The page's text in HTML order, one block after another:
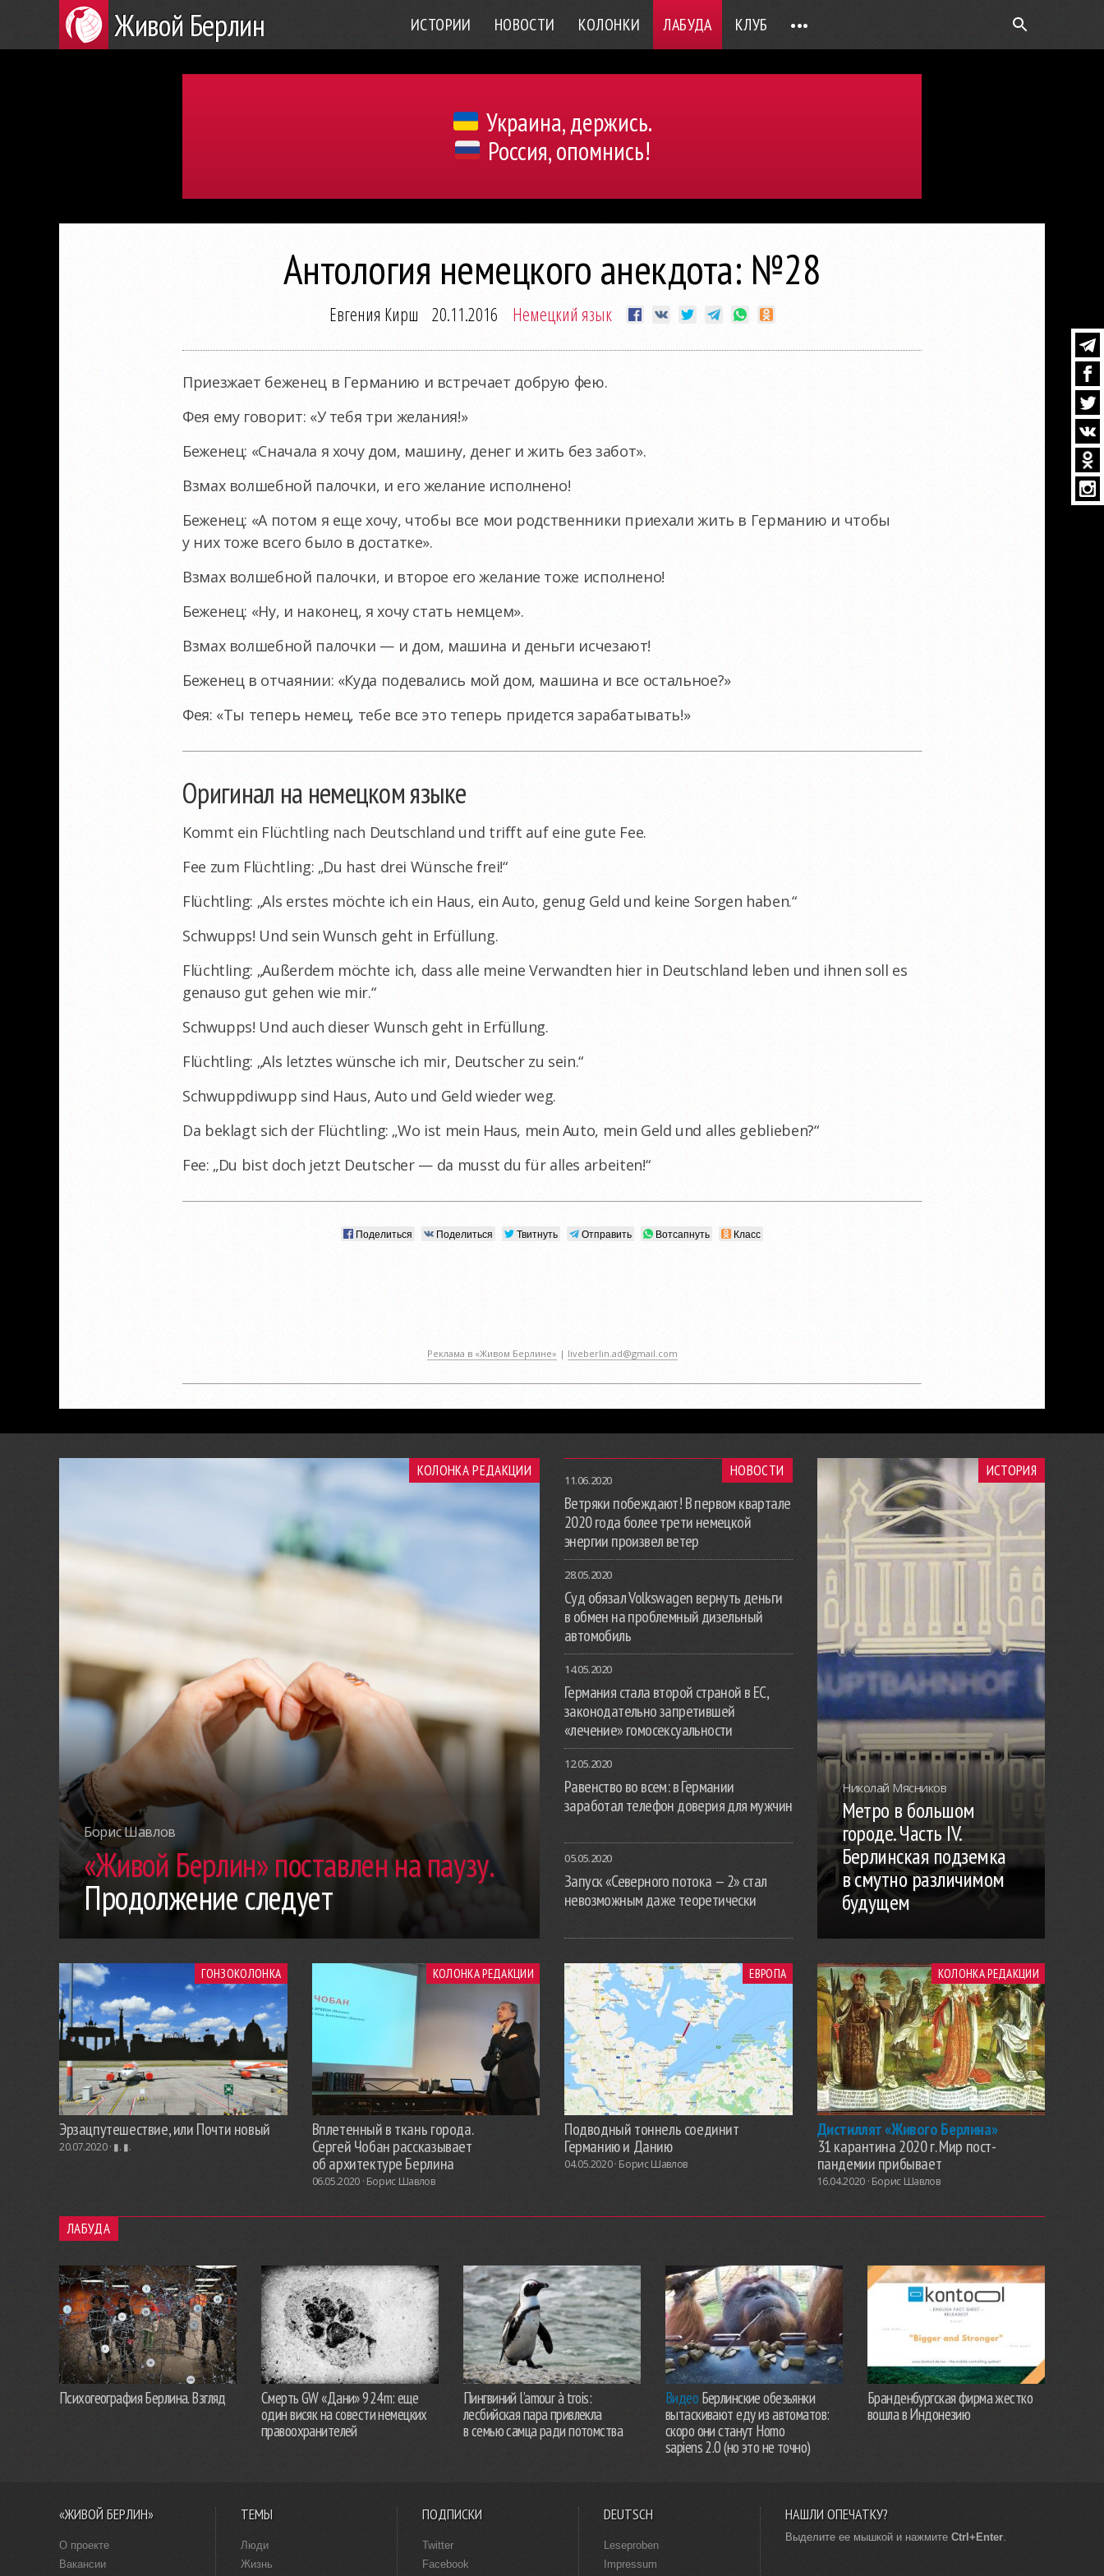
Живой Берлин ИСТОРИИ НОВОСТИ КОЛОНКИ ЛАБУДА КЛУБ •••
DEUTSCH
Украина, держись.
Россия, опомнись!
Антология немецкого анекдота: №28
Евгения Кирш 20.11.2016 Немецкий язык
Приезжает беженец в Германию и встречает добрую фею.
Фея ему говорит: «У тебя три желания!»
Беженец: «Сначала я хочу дом, машину, денег и жить без забот».
Взмах волшебной палочки, и его желание исполнено!
Беженец: «А потом я еще хочу, чтобы все мои родственники приехали жить в Германию и чтобы
у них тоже всего было в достатке».
Взмах волшебной палочки, и второе его желание тоже исполнено!
Беженец: «Ну, и наконец, я хочу стать немцем».
Взмах волшебной палочки — и дом, машина и деньги исчезают!
Беженец в отчаянии: «Куда подевались мой дом, машина и все остальное?»
Фея: «Ты теперь немец, тебе все это теперь придется зарабатывать!»
Оригинал на немецком языке
Kommt ein Flüchtling nach Deutschland und trifft auf eine gute Fee.
Fee zum Flüchtling: „Du hast drei Wünsche frei!“
Flüchtling: „Als erstes möchte ich ein Haus, ein Auto, genug Geld und keine Sorgen haben.“
Schwupps! Und sein Wunsch geht in Erfüllung.
Flüchtling: „Außerdem möchte ich, dass alle meine Verwandten hier in Deutschland leben und ihnen soll es
genauso gut gehen wie mir.“
Schwupps! Und auch dieser Wunsch geht in Erfüllung.
Flüchtling: „Als letztes wünsche ich mir, Deutscher zu sein.“
Schwuppdiwupp sind Haus, Auto und Geld wieder weg.
Da beklagt sich der Flüchtling: „Wo ist mein Haus, mein Auto, mein Geld und alles geblieben?“
Fee: „Du bist doch jetzt Deutscher — da musst du für alles arbeiten!“
Поделиться Поделиться Твитнуть Отправить Вотсапнуть Класс
Реклама в «Живом Берлине» | liveberlin.ad@gmail.com
КОЛОНКА РЕДАКЦИИ
Борис Шавлов
«Живой Берлин» поставлен на паузу.
Продолжение следует
НОВОСТИ
11.06.2020
Ветряки побеждают! В первом квартале
2020 года более трети немецкой
энергии произвел ветер
28.05.2020
Суд обязал Volkswagen вернуть деньги
в обмен на проблемный дизельный
автомобиль
14.05.2020
Германия стала второй страной в ЕС,
законодательно запретившей
«лечение» гомосексуальности
12.05.2020
Равенство во всем: в Германии
заработал телефон доверия для мужчин
05.05.2020
Запуск «Северного потока — 2» стал
невозможным даже теоретически
ИСТОРИЯ
Николай Мясников
Метро в большом
городе. Часть IV.
Берлинская подземка
в смутно различимом
будущем
ГОНЗОКОЛОНКА
Эрзацпутешествие, или Почти новый
20.07.2020 · ▮. ▮.
КОЛОНКА РЕДАКЦИИ
Вплетенный в ткань города.
Сергей Чобан рассказывает
об архитектуре Берлина
06.05.2020 · Борис Шавлов
ЕВРОПА
Подводный тоннель соединит
Германию и Данию
04.05.2020 · Борис Шавлов
КОЛОНКА РЕДАКЦИИ
Дистиллят «Живого Берлина»
31 карантина 2020 г. Мир пост-
пандемии прибывает
16.04.2020 · Борис Шавлов
ЛАБУДА
Психогеография Берлина. Взгляд
Смерть GW «Дани» 924m: еще
один висяк на совести немецких
правоохранителей
Пингвиний l’amour à trois:
лесбийская пара привлекла
в семью самца ради потомства
Видео Берлинские обезьянки
вытаскивают еду из автоматов:
скоро они станут Homo
sapiens 2.0 (но это не точно)
Бранденбургская фирма жестко
вошла в Индонезию
«ЖИВОЙ БЕРЛИН»
О проекте
Вакансии
ТЕМЫ
Люди
Жизнь
ПОДПИСКИ
Twitter
Facebook
DEUTSCH
Leseproben
Impressum
НАШЛИ ОПЕЧАТКУ?
Выделите ее мышкой и нажмите Ctrl+Enter